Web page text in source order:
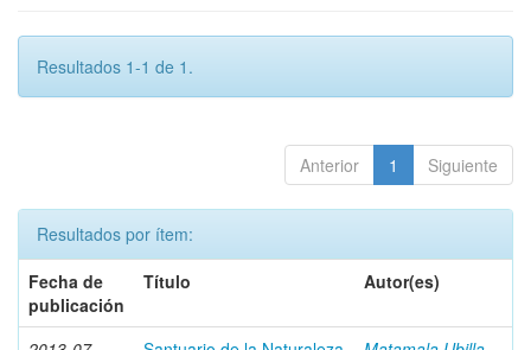
Resultados 1-1 de 1.
Anterior 1 Siguiente
Resultados por ítem:
Fecha de
publicación
Título Autor(es)